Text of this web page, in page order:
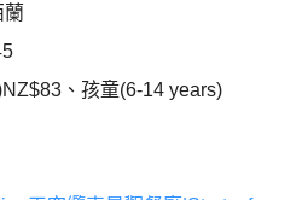
蘭
、孩童(6-14 years)